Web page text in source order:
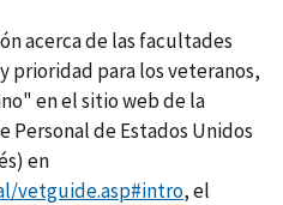
acerca de las facultades
prioridad para los veteranos,
en el sitio web de la
Personal de Estados Unidos
en
vetguide.asp#intro, el